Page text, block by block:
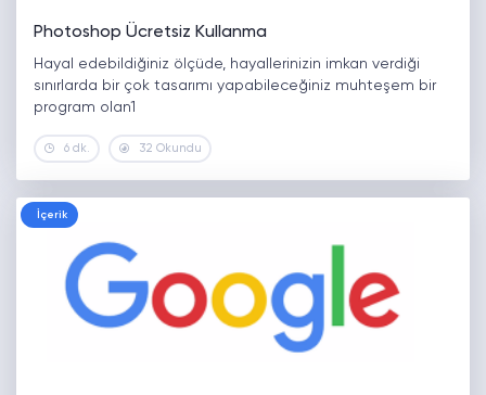
Photoshop Ücretsiz Kullanma
Hayal edebildiğiniz ölçüde, hayallerinizin imkan verdiği
sınırlarda bir çok tasarımı yapabileceğiniz muhteşem bir
program olan1
6 dk. 32 Okundu
İçerik